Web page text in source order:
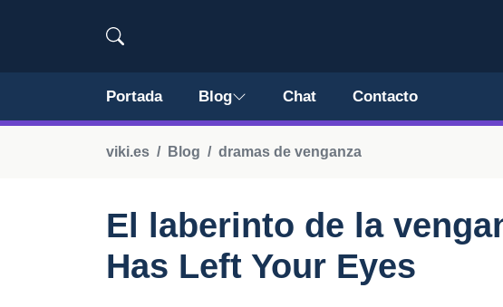
Portada Blog Chat Contacto
viki.es Blog dramas de venganza
El laberinto de la
Has Left Your Eyes